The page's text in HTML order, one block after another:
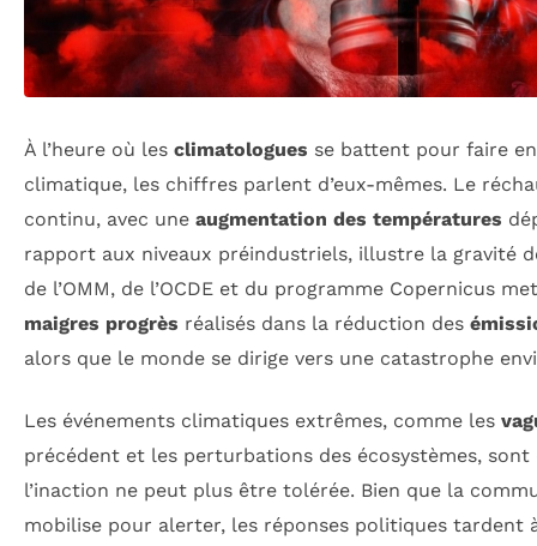
À l’heure où les climatologues se battent pour faire
climatique, les chiffres parlent d’eux-mêmes. Le
continu, avec une augmentation des températures
rapport aux niveaux préindustriels, illustre la gravité
de l’OMM, de l’OCDE et du programme Copernicus
maigres progrès réalisés dans la réduction des
alors que le monde se dirige vers une catastrophe
Les événements climatiques extrêmes, comme les
précédent et les perturbations des écosystèmes, sont
l’inaction ne peut plus être tolérée. Bien que la
mobilise pour alerter, les réponses politiques tardent